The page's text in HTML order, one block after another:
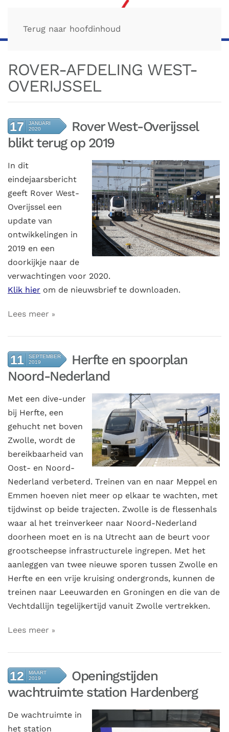
Terug naar hoofdinhoud
ROVER-AFDELING WEST-
OVERIJSSEL
17
JANUARI
2020
Rover West-Overijssel
blikt terug op 2019
In dit
eindejaarsbericht
geeft Rover West-
Overijssel een
update van
ontwikkelingen in
2019 en een
doorkijkje naar de
verwachtingen voor 2020.
Klik hier om de nieuwsbrief te downloaden.
Lees meer
11
SEPTEMBER
2019
Herfte en spoorplan
Noord-Nederland
Met een dive-under
bij Herfte, een
gehucht net boven
Zwolle, wordt de
bereikbaarheid van
Oost- en Noord-
Nederland verbeterd. Treinen van en naar Meppel en
Emmen hoeven niet meer op elkaar te wachten, met
tijdwinst op beide trajecten. Zwolle is de flessenhals
waar al het treinverkeer naar Noord-Nederland
doorheen moet en is na Utrecht aan de beurt voor
grootscheepse infrastructurele ingrepen. Met het
aanleggen van twee nieuwe sporen tussen Zwolle en
Herfte en een vrije kruising ondergronds, kunnen de
treinen naar Leeuwarden en Groningen en die van de
Vechtdallijn tegelijkertijd vanuit Zwolle vertrekken.
Lees meer
12
MAART
2019
Openingstijden
wachtruimte station Hardenberg
De wachtruimte in
het station